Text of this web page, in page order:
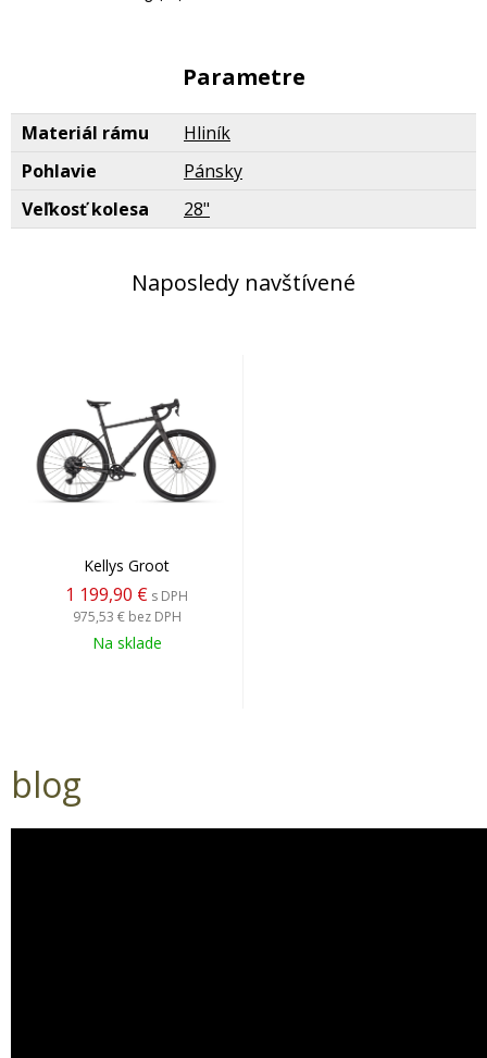
Parametre
Materiál rámu
Hliník
Pohlavie
Pánsky
Veľkosť kolesa
28"
Naposledy navštívené
Kellys Groot
1 199,90 € s DPH
975,53 € bez DPH
Na sklade
blog